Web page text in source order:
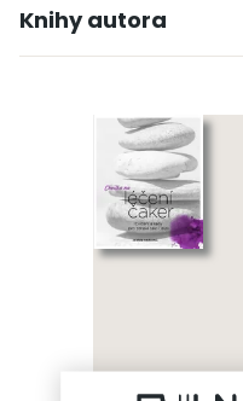
Knihy autora